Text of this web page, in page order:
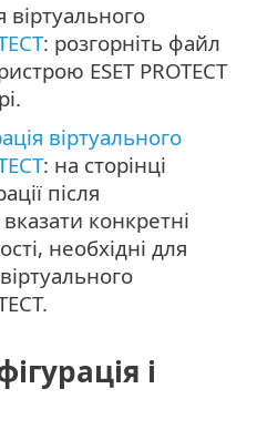
: розгорніть файл
ESET PROTECT
віртуального
: на сторінці
після
конкретні
необхідні для
і